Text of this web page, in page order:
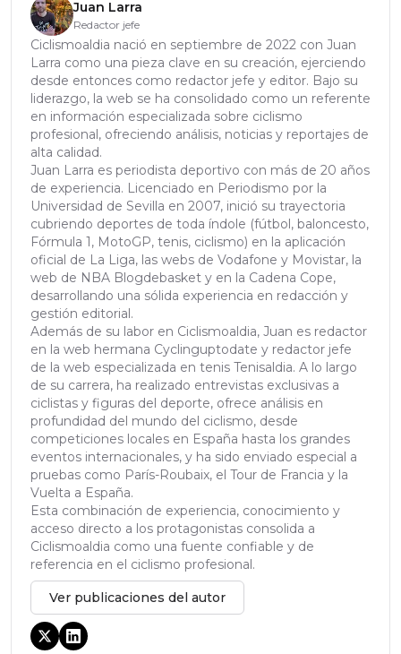
Juan Larra
Redactor jefe
Ciclismoaldia nació en septiembre de 2022 con Juan
Larra como una pieza clave en su creación, ejerciendo
desde entonces como redactor jefe y editor. Bajo su
liderazgo, la web se ha consolidado como un referente
en información especializada sobre ciclismo
profesional, ofreciendo análisis, noticias y reportajes de
alta calidad.
Juan Larra es periodista deportivo con más de 20 años
de experiencia. Licenciado en Periodismo por la
Universidad de Sevilla en 2007, inició su trayectoria
cubriendo deportes de toda índole (fútbol, baloncesto,
Fórmula 1, MotoGP, tenis, ciclismo) en la aplicación
oficial de La Liga, las webs de Vodafone y Movistar, la
web de NBA Blogdebasket y en la Cadena Cope,
desarrollando una sólida experiencia en redacción y
gestión editorial.
Además de su labor en Ciclismoaldia, Juan es redactor
en la web hermana Cyclinguptodate y redactor jefe
de la web especializada en tenis Tenisaldia. A lo largo
de su carrera, ha realizado entrevistas exclusivas a
ciclistas y figuras del deporte, ofrece análisis en
profundidad del mundo del ciclismo, desde
competiciones locales en España hasta los grandes
eventos internacionales, y ha sido enviado especial a
pruebas como París-Roubaix, el Tour de Francia y la
Vuelta a España.
Esta combinación de experiencia, conocimiento y
acceso directo a los protagonistas consolida a
Ciclismoaldia como una fuente confiable y de
referencia en el ciclismo profesional.
Ver publicaciones del autor